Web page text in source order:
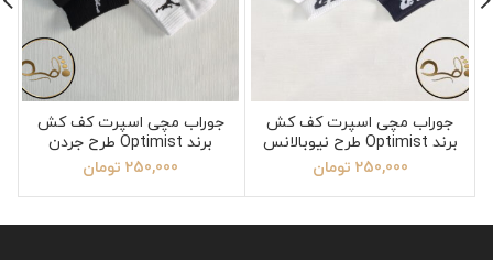
جوراب مچی اسپرت کف کش
برند Optimist طرح نیوبالانس
250,000 تومان
جوراب مچی اسپرت کف کش
برند Optimist طرح جردن
250,000 تومان